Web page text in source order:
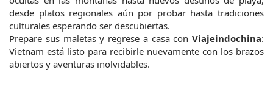
desde platos regionales aún por probar hasta tradiciones
culturales esperando ser descubiertas.
Prepare sus maletas y regrese a casa con Viajeindochina:
Vietnam está listo para recibirle nuevamente con los brazos
abiertos y aventuras inolvidables.